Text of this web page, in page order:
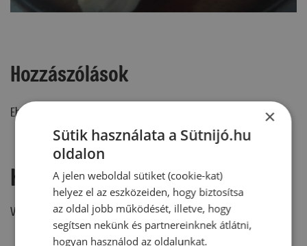
Hozzászólások
Ehhez a recepthez még nem érkezett hozzászólás.
Hozzászólás írása
Vélemény írásához, kérjük,jelentkezz be!
×
Sütik használata a Sütnijó.hu
oldalon
A jelen weboldal sütiket (cookie-kat)
helyez el az eszközeiden, hogy biztosítsa
az oldal jobb működését, illetve, hogy
segítsen nekünk és partnereinknek átlátni,
hogyan használod az oldalunkat.